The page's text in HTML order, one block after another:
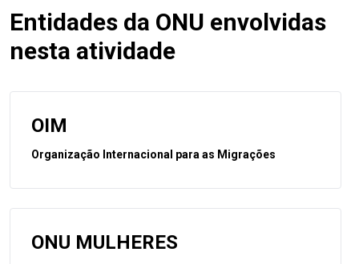
Entidades da ONU envolvidas
nesta atividade
OIM
Organização Internacional para as Migrações
ONU MULHERES